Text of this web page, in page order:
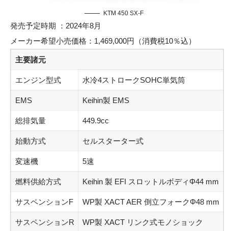
KTM 450 SX-F
発売予定時期 ：2024年8月
メーカー希望小売価格：1,469,000円（消費税10％込）
主要諸元
エンジン型式 水冷4ストロークSOHC単気筒
EMS Keihin製 EMS
総排気量 449.9cc
始動方式 セルスターター式
変速機 5速
燃料供給方式 Keihin 製 EFI スロットルボディΦ44 mm
サスペンションF WP製 XACT AER 倒立フォークΦ48 mm
サスペンションR WP製 XACT リンク式モノショック